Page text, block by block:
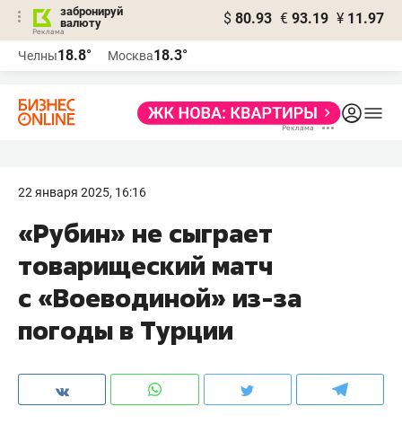
забронируй
валюту
$ 80.93 € 93.19 ¥ 11.97
Челны18.8° Москва18.3°
22 января 2025, 16:16
«Рубин» не сыграет
товарищеский матч
с «Воеводиной» из-за
погоды в Турции